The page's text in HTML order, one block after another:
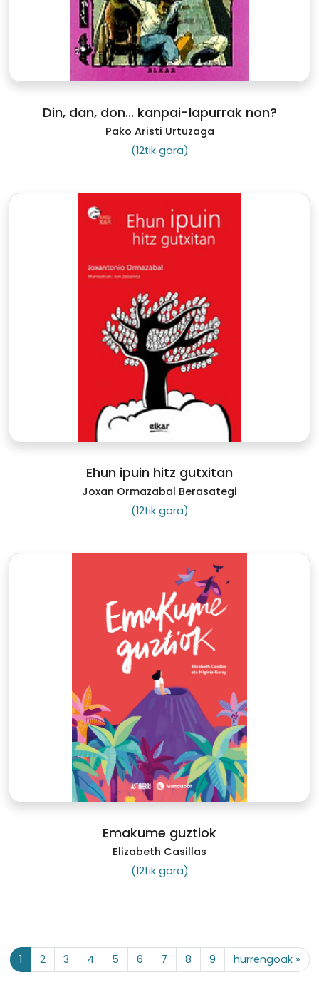
Din, dan, don... kanpai-lapurrak non?
Pako Aristi Urtuzaga
(12tik gora)
Ehun ipuin hitz gutxitan
Joxan Ormazabal Berasategi
(12tik gora)
Emakume guztiok
Elizabeth Casillas
(12tik gora)
1 2 3 4 5 6 7 8 9 hurrengoak »